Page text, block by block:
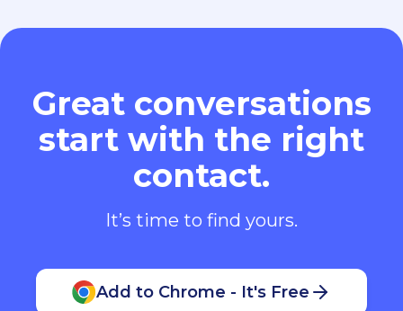
Great conversations
start with the right
contact.
It’s time to find yours.
Add to Chrome - It's Free